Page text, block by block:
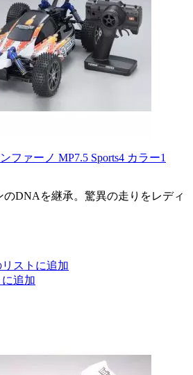
ファーノ MP7.5 Sports4 カラー1
のDNAを継承。驚異の走りをレディ
ストに追加
追加